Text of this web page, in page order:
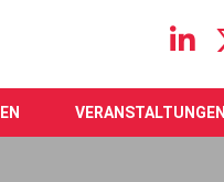
navigation
VERANSTALTUNGEN